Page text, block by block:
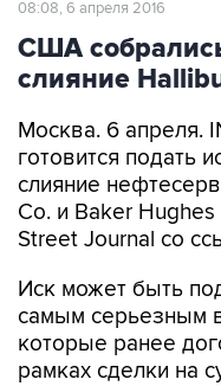
08:08, 6 апреля 2016
США
слияние
Москва. 6 апреля.
готовится подать
слияние
Co. и Baker
Street Journal со
Иск может быть
самым серьезным
которые ранее
рамках сделки на